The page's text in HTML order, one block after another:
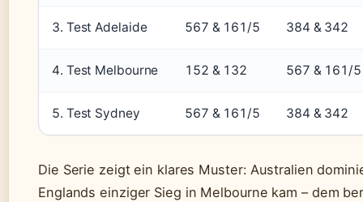
3. Test Adelaide 567 & 161/5 384 & 342
4. Test Melbourne 152 & 132 567 & 161/5
5. Test Sydney 567 & 161/5 384 & 342
Die Serie zeigt ein klares Muster: Australien
Englands einziger Sieg in Melbourne kam – dem